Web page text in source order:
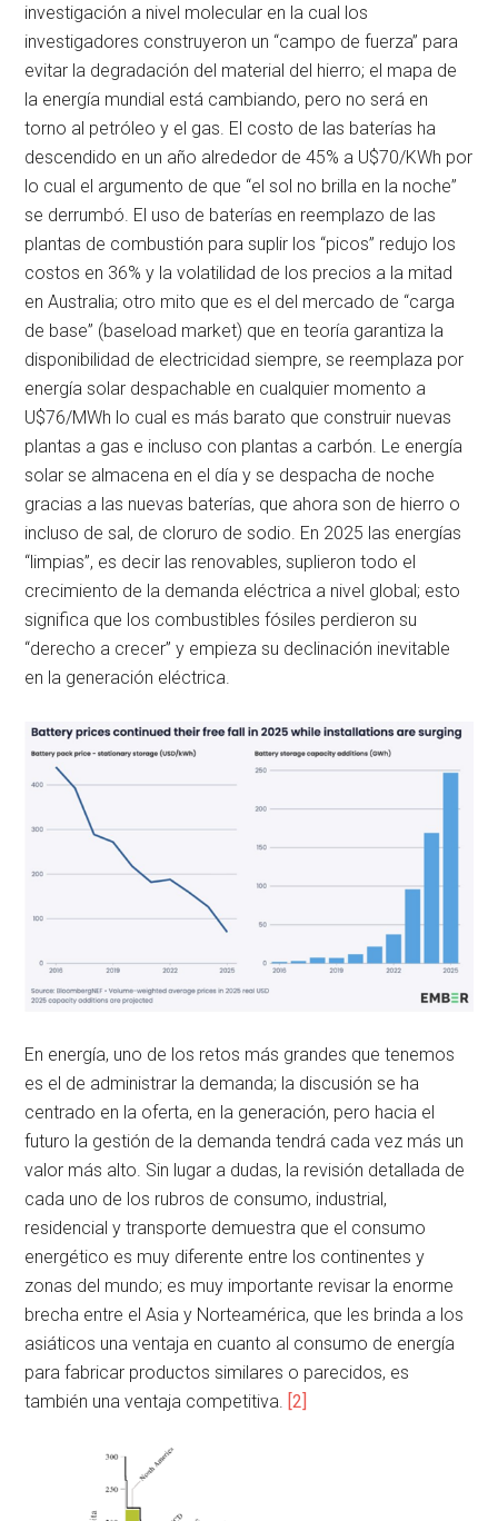
investigación a nivel molecular en la cual los
investigadores construyeron un “campo de fuerza” para
evitar la degradación del material del hierro; el mapa de
la energía mundial está cambiando, pero no será en
torno al petróleo y el gas. El costo de las baterías ha
descendido en un año alrededor de 45% a U$70/KWh por
lo cual el argumento de que “el sol no brilla en la noche”
se derrumbó. El uso de baterías en reemplazo de las
plantas de combustión para suplir los “picos” redujo los
costos en 36% y la volatilidad de los precios a la mitad
en Australia; otro mito que es el del mercado de “carga
de base” (baseload market) que en teoría garantiza la
disponibilidad de electricidad siempre, se reemplaza por
energía solar despachable en cualquier momento a
U$76/MWh lo cual es más barato que construir nuevas
plantas a gas e incluso con plantas a carbón. Le energía
solar se almacena en el día y se despacha de noche
gracias a las nuevas baterías, que ahora son de hierro o
incluso de sal, de cloruro de sodio. En 2025 las energías
“limpias”, es decir las renovables, suplieron todo el
crecimiento de la demanda eléctrica a nivel global; esto
significa que los combustibles fósiles perdieron su
“derecho a crecer” y empieza su declinación inevitable
en la generación eléctrica.
En energía, uno de los retos más grandes que tenemos
es el de administrar la demanda; la discusión se ha
centrado en la oferta, en la generación, pero hacia el
futuro la gestión de la demanda tendrá cada vez más un
valor más alto. Sin lugar a dudas, la revisión detallada de
cada uno de los rubros de consumo, industrial,
residencial y transporte demuestra que el consumo
energético es muy diferente entre los continentes y
zonas del mundo; es muy importante revisar la enorme
brecha entre el Asia y Norteamérica, que les brinda a los
asiáticos una ventaja en cuanto al consumo de energía
para fabricar productos similares o parecidos, es
también una ventaja competitiva. [2]